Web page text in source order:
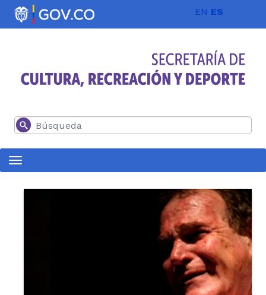
Pasar al contenido principal EN ES
Buscar